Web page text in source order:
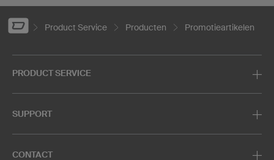
Product Service Producten Promotieartikelen
PRODUCT SERVICE
SUPPORT
CONTACT